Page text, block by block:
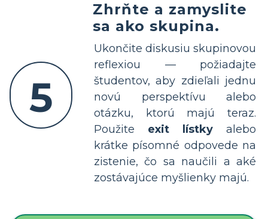
5
Zhrňte a zamyslite
sa ako skupina.
Ukončite diskusiu skupinovou
reflexiou — požiadajte
študentov, aby zdieľali jednu
novú perspektívu alebo
otázku, ktorú majú teraz.
Použite exit lístky alebo
krátke písomné odpovede na
zistenie, čo sa naučili a aké
zostávajúce myšlienky majú.